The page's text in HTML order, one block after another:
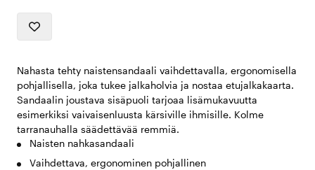
Nahasta tehty naistensandaali vaihdettavalla, ergonomisella
pohjallisella, joka tukee jalkaholvia ja nostaa etujalkakaarta.
Sandaalin joustava sisäpuoli tarjoaa lisämukavuutta
esimerkiksi vaivaisenluusta kärsiville ihmisille. Kolme
tarranauhalla säädettävää remmiä.
Naisten nahkasandaali
Vaihdettava, ergonominen pohjallinen